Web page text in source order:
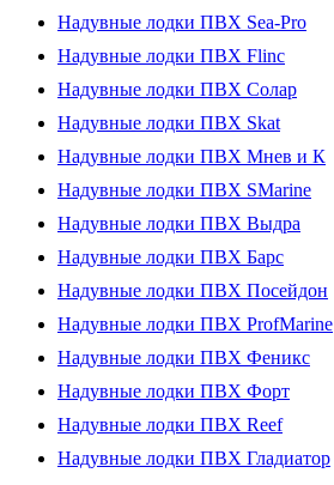
Надувные лодки ПВХ Sea-Pro
Надувные лодки ПВХ Flinc
Надувные лодки ПВХ Солар
Надувные лодки ПВХ Skat
Надувные лодки ПВХ Мнев и К
Надувные лодки ПВХ SMarine
Надувные лодки ПВХ Выдра
Надувные лодки ПВХ Барс
Надувные лодки ПВХ Посейдон
Надувные лодки ПВХ ProfMarine
Надувные лодки ПВХ Феникс
Надувные лодки ПВХ Форт
Надувные лодки ПВХ Reef
Надувные лодки ПВХ Гладиатор